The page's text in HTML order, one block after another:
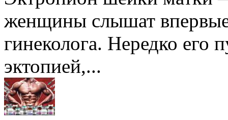
женщины слышат
гинеколога. Нередко его
эктопией,...